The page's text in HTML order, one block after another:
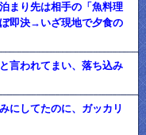
まり先は相手の「魚料理
即決→いざ現地で夕食の
言われてまい、落ち込み
にしてたのに、ガッカリ